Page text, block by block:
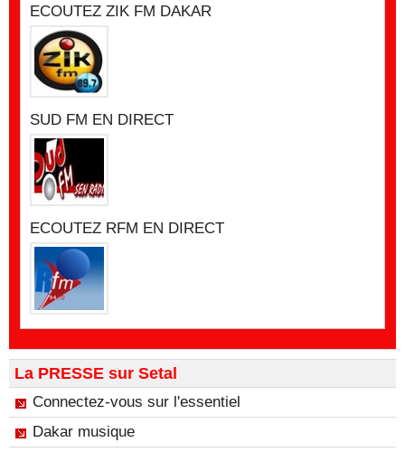
ECOUTEZ ZIK FM DAKAR
SUD FM EN DIRECT
ECOUTEZ RFM EN DIRECT
La PRESSE sur Setal
Connectez-vous sur l'essentiel
Dakar musique